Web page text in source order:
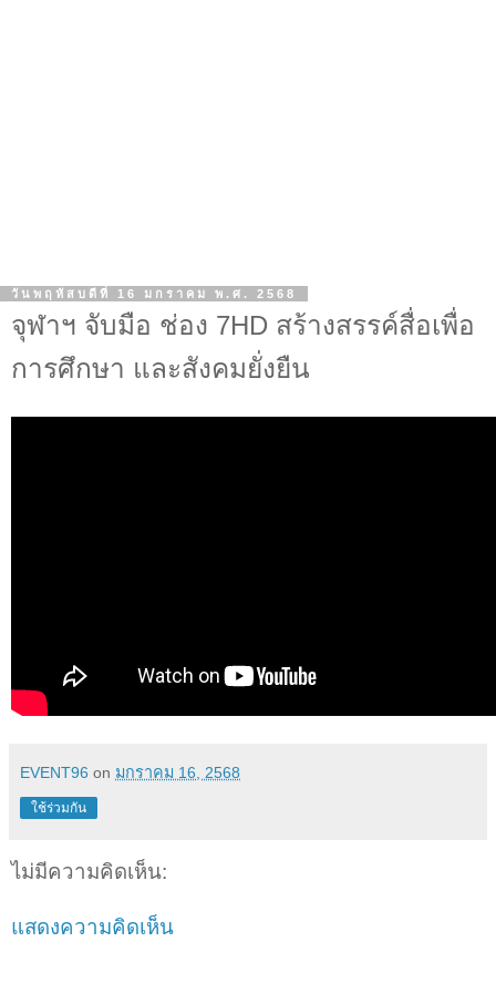
วันพฤหัสบดีที่ 16 มกราคม พ.ศ. 2568
จุฬาฯ จับมือ ช่อง 7HD สร้างสรรค์สื่อเพื่อ
การศึกษา และสังคมยั่งยืน
EVENT96 on มกราคม 16, 2568
ใช้ร่วมกัน
ไม่มีความคิดเห็น:
แสดงความคิดเห็น